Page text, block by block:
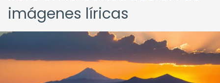
imágenes líricas